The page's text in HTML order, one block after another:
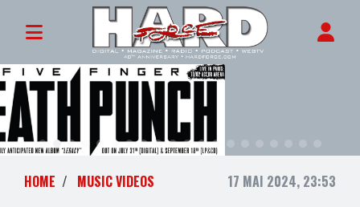
HOME MUSIC VIDEOS 17 MAI 2024, 23:53